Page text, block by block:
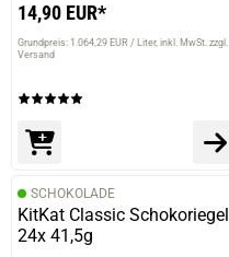
14,90 EUR*
Grundpreis: 1.064,29 EUR / Liter inkl. MwSt. zzgl.
Versand
SCHOKOLADE
KitKat Classic Schokoriegel
24x 41,5g